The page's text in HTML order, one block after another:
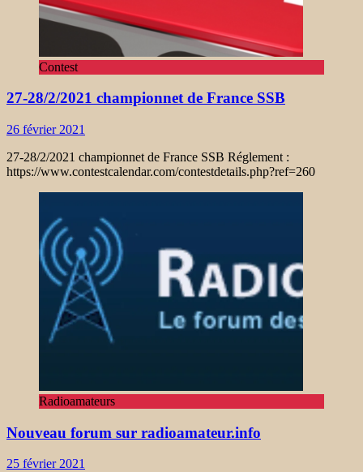
Contest
27-28/2/2021 championnet de France SSB
26 février 2021
27-28/2/2021 championnet de France SSB Réglement :
https://www.contestcalendar.com/contestdetails.php?ref=260
Radioamateurs
Nouveau forum sur radioamateur.info
25 février 2021